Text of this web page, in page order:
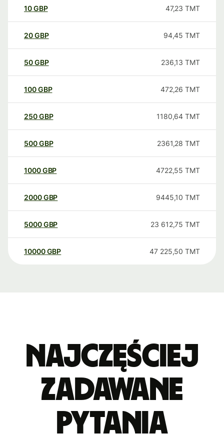
10GBP 47,23 TMT
20GBP 94,45 TMT
50GBP 236,13 TMT
100GBP 472,26 TMT
250GBP 1180,64 TMT
500GBP 2361,28 TMT
1000GBP 4722,55 TMT
2000GBP 9445,10 TMT
5000GBP 23 612,75 TMT
10000 GBP 47 225,50 TMT
Najczęściej
zadawane
pytania